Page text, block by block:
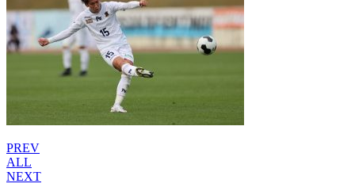
PREV
ALL
NEXT